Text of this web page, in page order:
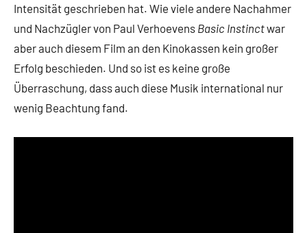
Intensität geschrieben hat. Wie viele andere Nachahmer
und Nachzügler von Paul Verhoevens Basic Instinctwar
aber auch diesem Film an den Kinokassen kein großer
Erfolg beschieden. Und so ist es keine große
Überraschung, dass auch diese Musik international nur
wenig Beachtung fand.